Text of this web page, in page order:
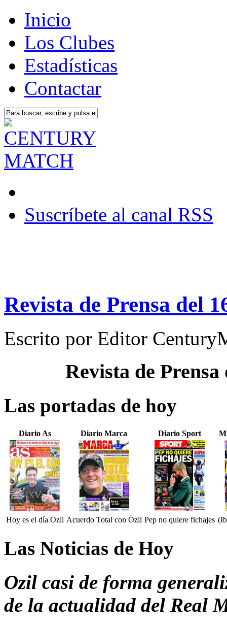
Inicio
Los Clubes
Estadísticas
Contactar
Suscríbete al canal RSS
Revista de Prensa del
Escrito por Editor
Revista de
Las portadas de hoy
Diario As Diario Marca Diario Sport
Hoy es el día Ozil Acuerdo Total con Özil Pep no quiere fichajes
Las Noticias de Hoy
Ozil casi de forma
de la actualidad del Real